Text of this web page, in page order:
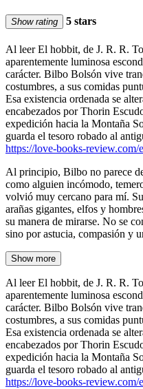
Show rating 5 stars
Al leer El hobbit, de J. R. R.
aparentemente luminosa
carácter. Bilbo Bolsón vive
costumbres, a sus comidas
Esa existencia ordenada se
encabezados por Thorin
expedición hacia la Montaña
guarda el tesoro robado al
https://love-books-review.com/
Al principio, Bilbo no parece
como alguien incómodo,
volvió muy cercano para mí.
arañas gigantes, elfos y
su manera de mirarse. No se
sino por astucia, compasión y
Show more
Al leer El hobbit, de J. R. R.
aparentemente luminosa
carácter. Bilbo Bolsón vive
costumbres, a sus comidas
Esa existencia ordenada se
encabezados por Thorin
expedición hacia la Montaña
guarda el tesoro robado al
https://love-books-review.com/